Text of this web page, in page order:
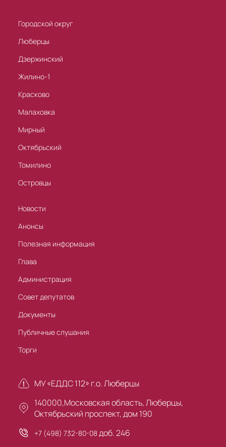
Городской округ
Люберцы
Дзержинский
Жилино-1
Красково
Малаховка
Мирный
Октябрьский
Томилино
Островцы
Новости
Анонсы
Полезная информация
Глава
Администрация
Совет депутатов
Документы
Публичные слушания
Торги
МУ «ЕДДС 112» г.о. Люберцы
140000,Московская область, Люберцы,
Октябрьский проспект, дом 190
+7 (498) 732-80-08 доб. 246